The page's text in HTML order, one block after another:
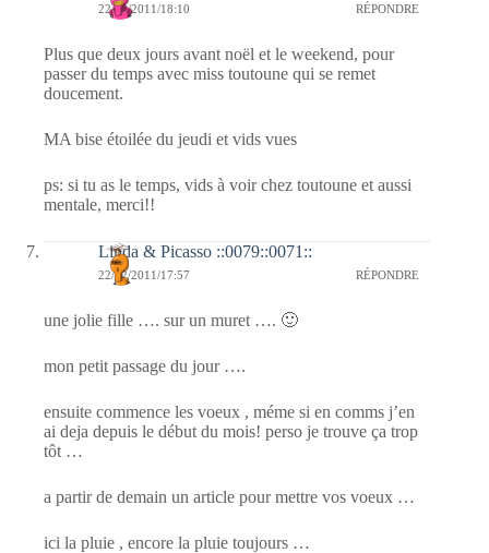
22/12/2011/18:10 RÉPONDRE
Plus que deux jours avant noël et le weekend, pour
passer du temps avec miss toutoune qui se remet
doucement.
MA bise étoilée du jeudi et vids vues
ps: si tu as le temps, vids à voir chez toutoune et aussi
mentale, merci!!
Linda & Picasso ::0079::0071::
22/12/2011/17:57 RÉPONDRE
une jolie fille …. sur un muret …. 🙂
mon petit passage du jour ….
ensuite commence les voeux , méme si en comms j’en
ai deja depuis le début du mois! perso je trouve ça trop
tôt …
a partir de demain un article pour mettre vos voeux …
ici la pluie , encore la pluie toujours …